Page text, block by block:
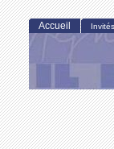
Accueil Invités